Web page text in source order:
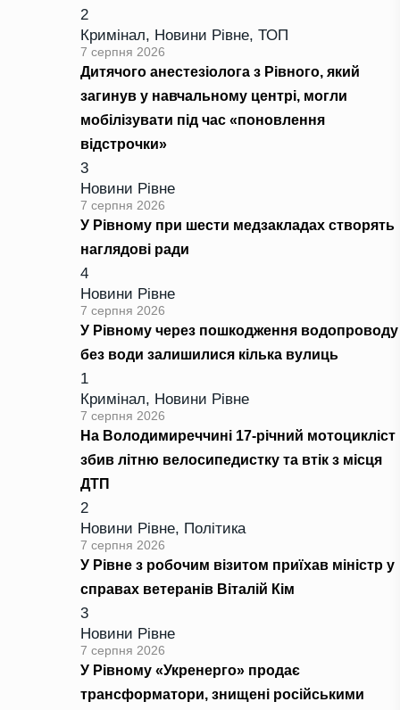
2
Кримінал, Новини Рівне, ТОП
7 серпня 2026
Дитячого анестезіолога з Рівного, який
загинув у навчальному центрі, могли
мобілізувати під час «поновлення
відстрочки»
3
Новини Рівне
7 серпня 2026
У Рівному при шести медзакладах створять
наглядові ради
4
Новини Рівне
7 серпня 2026
У Рівному через пошкодження водопроводу
без води залишилися кілька вулиць
1
Кримінал, Новини Рівне
7 серпня 2026
На Володимиреччині 17-річний мотоцикліст
збив літню велосипедистку та втік з місця
ДТП
2
Новини Рівне, Політика
7 серпня 2026
У Рівне з робочим візитом приїхав міністр у
справах ветеранів Віталій Кім
3
Новини Рівне
7 серпня 2026
У Рівному «Укренерго» продає
трансформатори, знищені російськими